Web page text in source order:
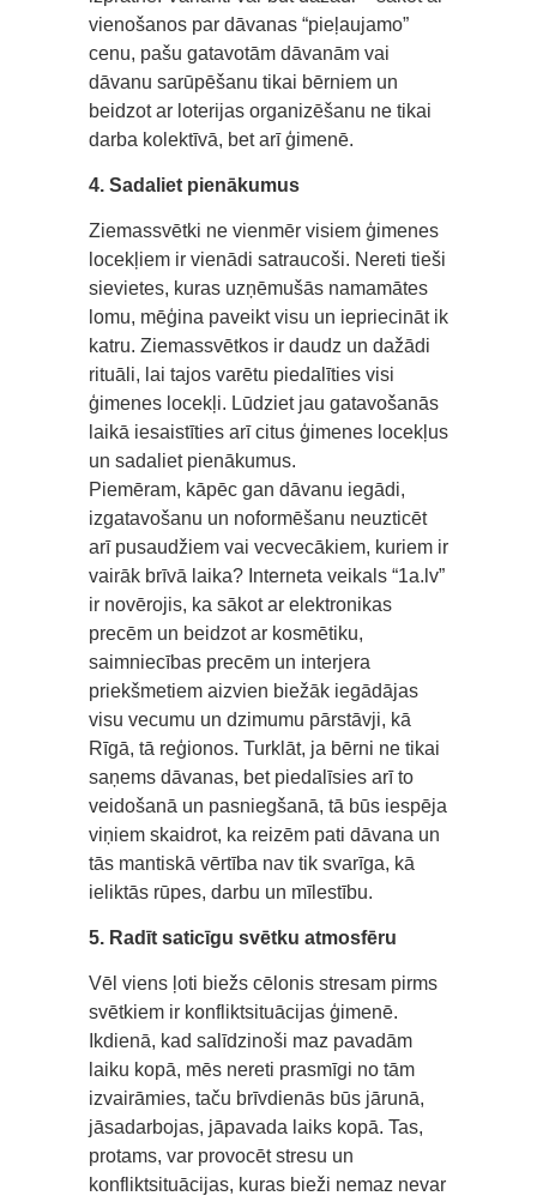
vienošanos par dāvanas “pieļaujamo”
cenu, pašu gatavotām dāvanām vai
dāvanu sarūpēšanu tikai bērniem un
beidzot ar loterijas organizēšanu ne tikai
darba kolektīvā, bet arī ģimenē.
4. Sadaliet pienākumus
Ziemassvētki ne vienmēr visiem ģimenes
locekļiem ir vienādi satraucoši. Nereti tieši
sievietes, kuras uzņēmušās namamātes
lomu, mēģina paveikt visu un iepriecināt ik
katru. Ziemassvētkos ir daudz un dažādi
rituāli, lai tajos varētu piedalīties visi
ģimenes locekļi. Lūdziet jau gatavošanās
laikā iesaistīties arī citus ģimenes locekļus
un sadaliet pienākumus.
Piemēram, kāpēc gan dāvanu iegādi,
izgatavošanu un noformēšanu neuzticēt
arī pusaudžiem vai vecvecākiem, kuriem ir
vairāk brīvā laika? Interneta veikals “1a.lv”
ir novērojis, ka sākot ar elektronikas
precēm un beidzot ar kosmētiku,
saimniecības precēm un interjera
priekšmetiem aizvien biežāk iegādājas
visu vecumu un dzimumu pārstāvji, kā
Rīgā, tā reģionos. Turklāt, ja bērni ne tikai
saņems dāvanas, bet piedalīsies arī to
veidošanā un pasniegšanā, tā būs iespēja
viņiem skaidrot, ka reizēm pati dāvana un
tās mantiskā vērtība nav tik svarīga, kā
ieliktās rūpes, darbu un mīlestību.
5. Radīt saticīgu svētku atmosfēru
Vēl viens ļoti biežs cēlonis stresam pirms
svētkiem ir konfliktsituācijas ģimenē.
Ikdienā, kad salīdzinoši maz pavadām
laiku kopā, mēs nereti prasmīgi no tām
izvairāmies, taču brīvdienās būs jārunā,
jāsadarbojas, jāpavada laiks kopā. Tas,
protams, var provocēt stresu un
konfliktsituācijas, kuras bieži nemaz nevar